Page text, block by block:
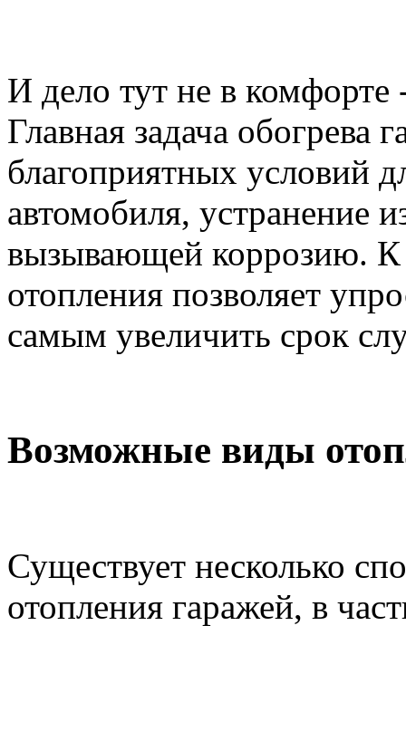
И дело тут не в комфорте
Главная задача обогрева
благоприятных условий
автомобиля, устранение
вызывающей коррозию. К
отопления позволяет
самым увеличить срок
Возможные виды
Существует несколько
отопления гаражей, в